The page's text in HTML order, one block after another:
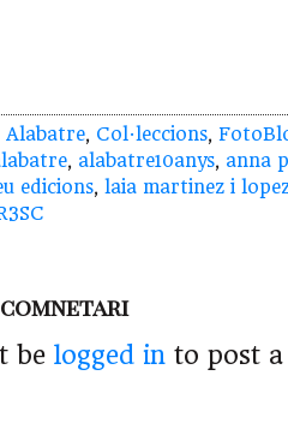
Alabatre, Col·leccions,
, alabatre10anys, anna
edicions, laia martinez i
be logged in to post